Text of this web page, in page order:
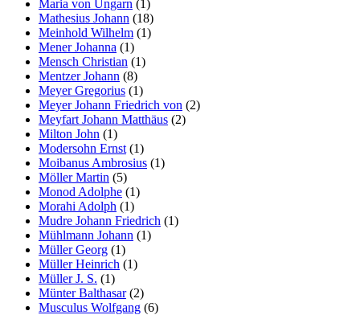
Maria von Ungarn (1)
Mathesius Johann (18)
Meinhold Wilhelm (1)
Mener Johanna (1)
Mensch Christian (1)
Mentzer Johann (8)
Meyer Gregorius (1)
Meyer Johann Friedrich von (2)
Meyfart Johann Matthäus (2)
Milton John (1)
Modersohn Ernst (1)
Moibanus Ambrosius (1)
Möller Martin (5)
Monod Adolphe (1)
Morahi Adolph (1)
Mudre Johann Friedrich (1)
Mühlmann Johann (1)
Müller Georg (1)
Müller Heinrich (1)
Müller J. S. (1)
Münter Balthasar(2)
Musculus Wolfgang (6)